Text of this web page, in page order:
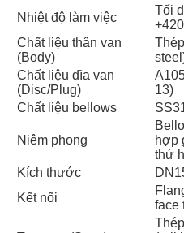
Nhiệt độ làm việc
Tối
Chất liệu thân van
(Body)
Chất liệu đĩa van
(Disc/Plug)
13)
Chất liệu bellows
Niêm phong
hợp
thứ
Kích thước
Kết nối
face